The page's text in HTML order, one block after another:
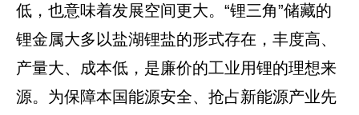
低，也意味着发展空间更大。“锂三角”储藏的
锂金属大多以盐湖锂盐的形式存在，丰度高、
产量大、成本低，是廉价的工业用锂的理想来
源。为保障本国能源安全、抢占新能源产业先